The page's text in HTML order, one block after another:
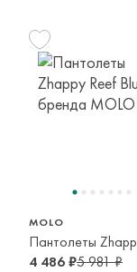
по тарифам
Оплата
Mastercard, МИР,
MOLO
4 486 ₽5 981 ₽